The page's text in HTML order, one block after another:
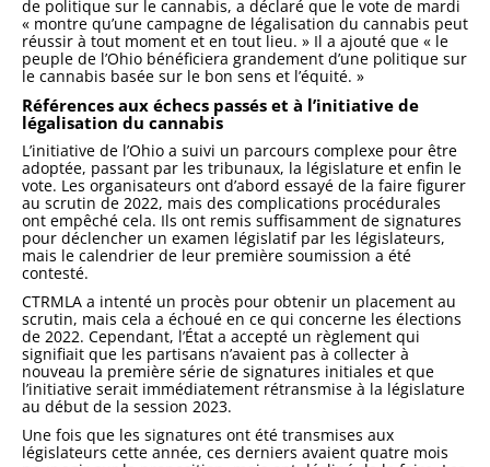
de politique sur le cannabis, a déclaré que le vote de mardi
« montre qu’une campagne de légalisation du cannabis peut
réussir à tout moment et en tout lieu. » Il a ajouté que « le
peuple de l’Ohio bénéficiera grandement d’une politique sur
le cannabis basée sur le bon sens et l’équité. »
Références aux échecs passés et à l’initiative de
légalisation du cannabis
L’initiative de l’Ohio a suivi un parcours complexe pour être
adoptée, passant par les tribunaux, la législature et enfin le
vote. Les organisateurs ont d’abord essayé de la faire figurer
au scrutin de 2022, mais des complications procédurales
ont empêché cela. Ils ont remis suffisamment de signatures
pour déclencher un examen législatif par les législateurs,
mais le calendrier de leur première soumission a été
contesté.
CTRMLA a intenté un procès pour obtenir un placement au
scrutin, mais cela a échoué en ce qui concerne les élections
de 2022. Cependant, l’État a accepté un règlement qui
signifiait que les partisans n’avaient pas à collecter à
nouveau la première série de signatures initiales et que
l’initiative serait immédiatement rétransmise à la législature
au début de la session 2023.
Une fois que les signatures ont été transmises aux
législateurs cette année, ces derniers avaient quatre mois